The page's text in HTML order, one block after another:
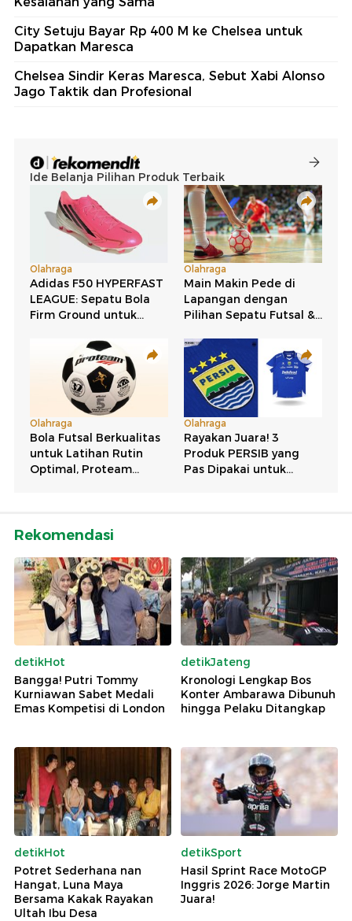
City Setuju Bayar Rp 400 M ke Chelsea untuk
Dapatkan Maresca
Chelsea Sindir Keras Maresca, Sebut Xabi Alonso
Jago Taktik dan Profesional
Rekomendasi
detikHot
Bangga! Putri Tommy
Kurniawan Sabet Medali
Emas Kompetisi di London
detikJateng
Kronologi Lengkap Bos
Konter Ambarawa Dibunuh
hingga Pelaku Ditangkap
detikHot
Potret Sederhana nan
Hangat, Luna Maya
Bersama Kakak Rayakan
Ultah Ibu Desa
detikSport
Hasil Sprint Race MotoGP
Inggris 2026: Jorge Martin
Juara!